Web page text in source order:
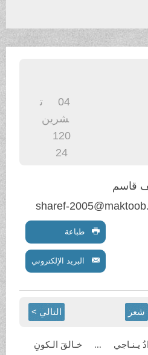
شرين
120
24
sharef-
طباعة
البريد الإلكتروني
التالي >
... خـالقَ الـكونِ